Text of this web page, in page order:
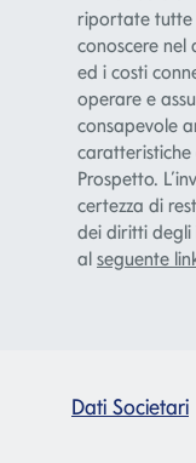
riportate tutte
conoscere nel
ed i costi
operare e
consapevole
caratteristiche
Prospetto.
certezza di
dei diritti degli
al seguente
Dati Societari